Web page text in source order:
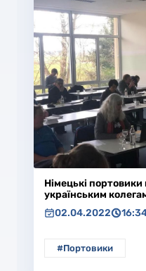
Німецькі
українським
02.04.2022
#Портовики